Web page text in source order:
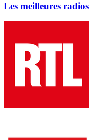
Les meilleures radios